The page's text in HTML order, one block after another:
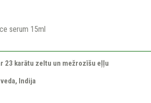
serum 15ml
23 karātu zeltu un mežrozīšu eļļu
Indija